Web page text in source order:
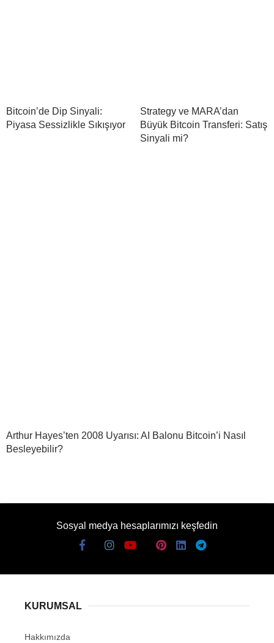
Bitcoin’de Dip Sinyali:
Piyasa Sessizlikle Sıkışıyor
Strategy ve MARA’dan
Büyük Bitcoin Transferi: Satış
Sinyali mi?
Arthur Hayes’ten 2008 Uyarısı: AI Balonu Bitcoin’i Nasıl
Besleyebilir?
Sosyal medya hesaplarımızı keşfedin
KURUMSAL
Hakkımızda